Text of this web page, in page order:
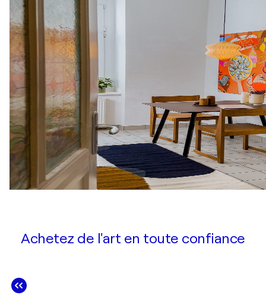
Achetez de l'art en toute confiance